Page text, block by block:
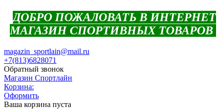
ДОБРО ПОЖАЛОВАТЬ В ИНТЕРНЕТ
МАГАЗИН СПОРТИВНЫХ ТОВАРОВ
magazin_sportlain@mail.ru
+7(813)6828071
Обратный звонок
Магазин Спортлайн
Корзина:
Оформить
Ваша корзина пуста